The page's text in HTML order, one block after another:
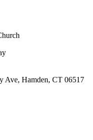
Ave, Hamden, CT 06517